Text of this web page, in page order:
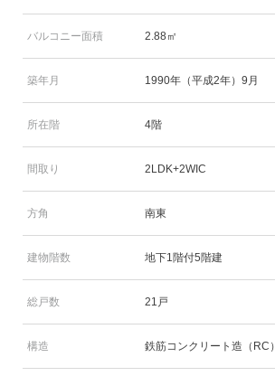
バルコニー面積 2.88㎡
築年月 1990年（平成2年）9月
所在階 4階
間取り 2LDK+2WIC
方角 南東
建物階数 地下1階付5階建
総戸数 21戸
構造 鉄筋コンクリート造（RC）